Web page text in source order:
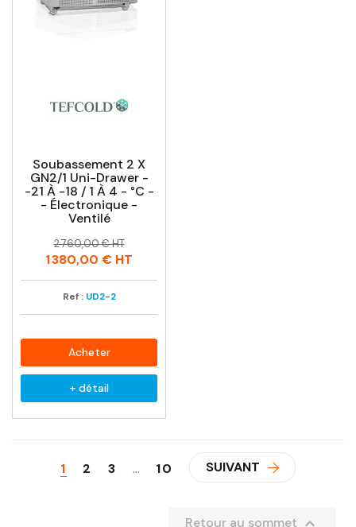
Soubassement 2 X
GN2/1 Uni-Drawer -
-21 À -18 / 1 À 4 - °C -
- Électronique -
Ventilé
Prix
Prix
habituel
2 760,00 € HT
1 380,00 € HT
Ref : UD2-2
Acheter
+ détail
1 2 3 … 10 SUIVANT
Retour au sommet